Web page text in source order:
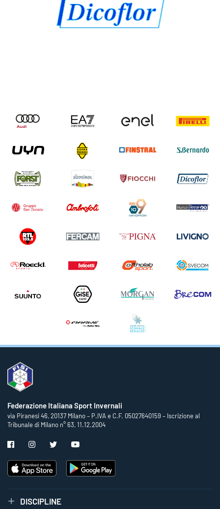
Federazione Italiana Sport Invernali
via Piranesi 46, 20137 Milano – P.IVA e C.F. 05027640159 – Iscrizione al
Tribunale di Milano n° 63, 11.12.2004
DISCIPLINE